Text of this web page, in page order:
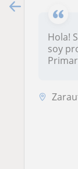
Hola!
soy